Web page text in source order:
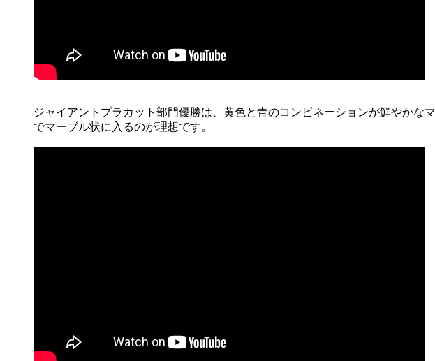
ジャイアントプラカット部門優勝は、黄色と青のコンビネーションが鮮やか
でマーブル状に入るのが理想です。